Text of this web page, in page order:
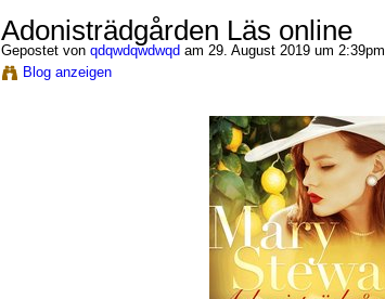
Adonisträdgården Läs online
Gepostet von qdqwdqwdwqdam 29. August 2019 um 2:39pm
Blog anzeigen